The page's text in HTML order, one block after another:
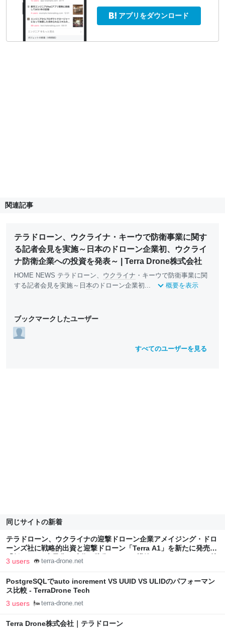
アプリをダウンロード
関連記事
テラドローン、ウクライナ・キーウで防衛事業に関す
る記者会見を実施～日本のドローン企業初、ウクライ
ナ防衛企業への投資を発表～ | Terra Drone株式会社
HOME NEWS テラドローン、 ウクライナ ・キーウで防衛事業に関
する記者会見を実施～日 本のドローン企業初... 概要を表示
ブックマークしたユーザー
すべてのユーザーを見る
同じサイトの新着
テラドローン、ウクライナの迎撃ドローン企業アメイジング・ドロ
ーンズ社に戦略的出資と迎撃ドローン「Terra A1」を新たに発売～
「低コスト×大量化」時代の防衛インフラ構築へ～ | Terra Drone株
3 users terra-drone.net
PostgreSQLでauto increment VS UUID VS ULIDのパフォーマン
ス比較 - TerraDrone Tech
3 users terra-drone.net
Terra Drone株式会社｜テラドローン